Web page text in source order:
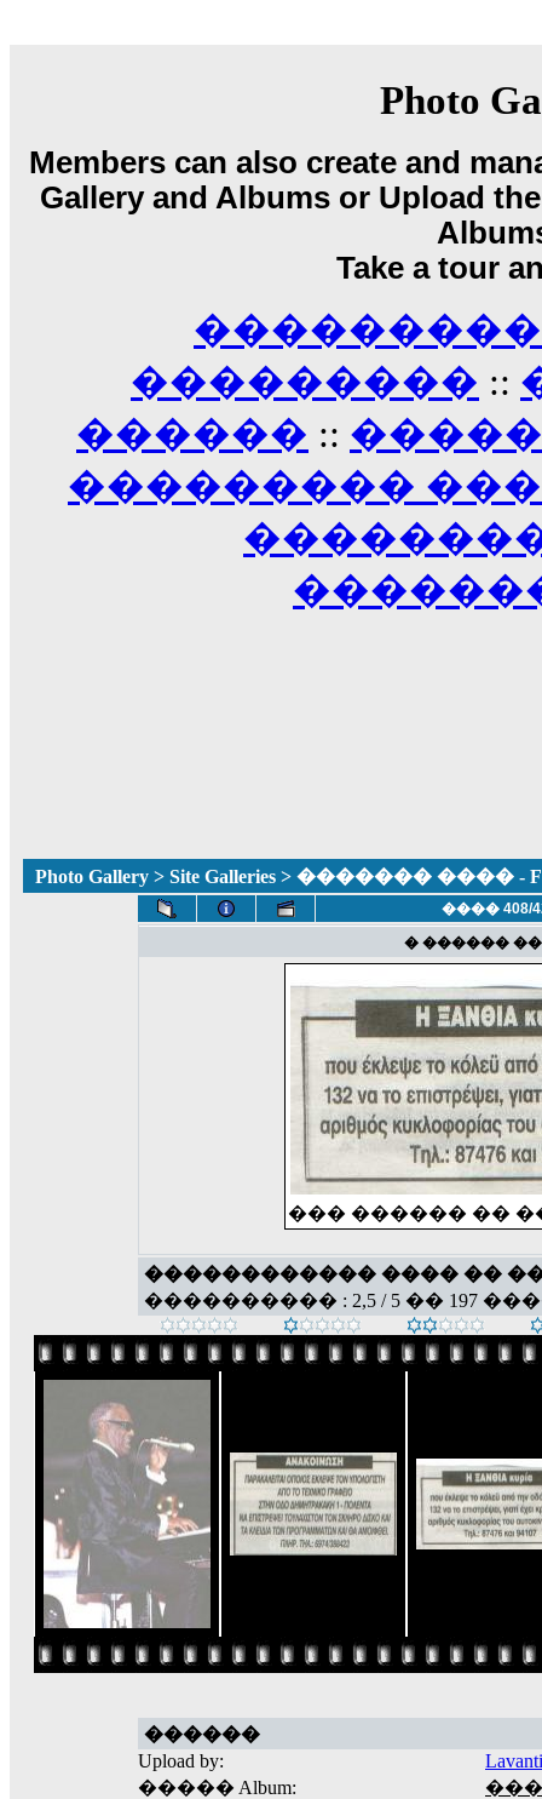
Echo, ���� �� ������� ��
������ �� �����.. "������" ���
15:33
��������� ����, ���������
����� ��������� ��
������! ��� ������ �� �����...
������� ���� ���� ������;
Photo
Members can also create and
Gallery and Albums or Upload
Take a tour
���������
��������� ::
������ ::
���������
Photo Gallery > Site Galleries > ������� ���� -
���� 408/
� ������
��� ������ ��
������������ ���� ��
���������� : 2,5 / 5 �� 197
������
Upload by:
����� Album: